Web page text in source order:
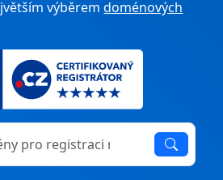
výběremdoménových
nebo převodu